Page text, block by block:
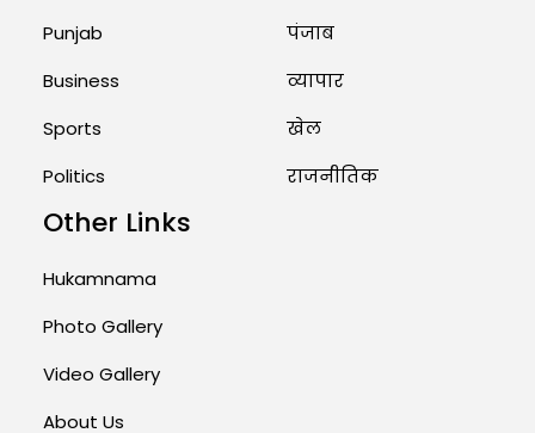
Punjab
Business
Sports
Politics
पंजाब
व्यापार
खेल
राजनीतिक
Other Links
Hukamnama
Photo Gallery
Video Gallery
About Us